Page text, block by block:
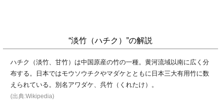
“淡竹（ハチク）”の解説
ハチク（淡竹、甘竹）は中国原産の竹の一種。黄河流域以南に広く分
布する。日本ではモウソウチクやマダケとともに日本三大有用竹に数
えられている。別名アワダケ、呉竹（くれたけ）。
(出典:Wikipedia)